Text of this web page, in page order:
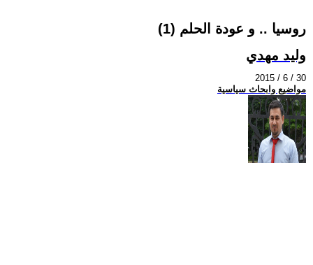
روسيا .. و عودة الحلم (1)
وليد مهدي
2015 / 6 / 30
مواضيع وابحاث سياسية